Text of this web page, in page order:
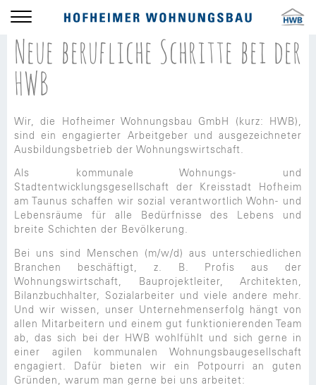
HWB DIE HWB ALS ARBEITGEBER
Neue berufliche Schritte bei der
HWB
Wir, die Hofheimer Wohnungsbau GmbH (kurz: HWB),
sind ein engagierter Arbeitgeber und ausgezeichneter
Ausbildungsbetrieb der Wohnungswirtschaft.
Als kommunale Wohnungs- und
Stadtentwicklungsgesellschaft der Kreisstadt Hofheim
am Taunus schaffen wir sozial verantwortlich Wohn- und
Lebensräume für alle Bedürfnisse des Lebens und
breite Schichten der Bevölkerung.
Bei uns sind Menschen (m/w/d) aus unterschiedlichen
Branchen beschäftigt, z. B. Profis aus der
Wohnungswirtschaft, Bauprojektleiter, Architekten,
Bilanzbuchhalter, Sozialarbeiter und viele andere mehr.
Und wir wissen, unser Unternehmenserfolg hängt von
allen Mitarbeitern und einem gut funktionierenden Team
ab, das sich bei der HWB wohlfühlt und sich gerne in
einer agilen kommunalen Wohnungsbaugesellschaft
engagiert. Dafür bieten wir ein Potpourri an guten
Gründen, warum man gerne bei uns arbeitet: